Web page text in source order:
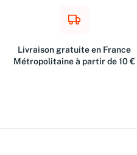
Livraison gratuite en France
Métropolitaine à partir de 10 €